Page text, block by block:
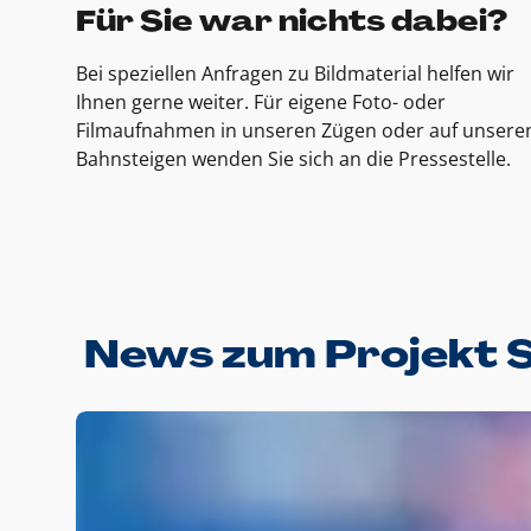
Für Sie war nichts dabei?
Bei speziellen Anfragen zu Bildmaterial helfen wir
Ihnen gerne weiter. Für eigene Foto- oder
Filmaufnahmen in unseren Zügen oder auf
Bahnsteigen wenden Sie sich an die Pressestelle.
News zum Projekt